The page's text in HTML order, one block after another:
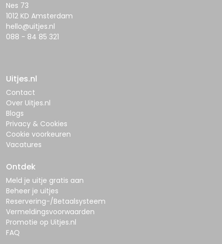
Nes 73
1012 KD Amsterdam
hello@uitjes.nl
088 - 84 85 321
Uitjes.nl
Contact
Over Uitjes.nl
Blogs
Privacy & Cookies
Cookie voorkeuren
Vacatures
Ontdek
Meld je uitje gratis aan
Beheer je uitjes
Reservering-/Betaalsysteem
Vermeldingsvoorwaarden
Promotie op Uitjes.nl
FAQ